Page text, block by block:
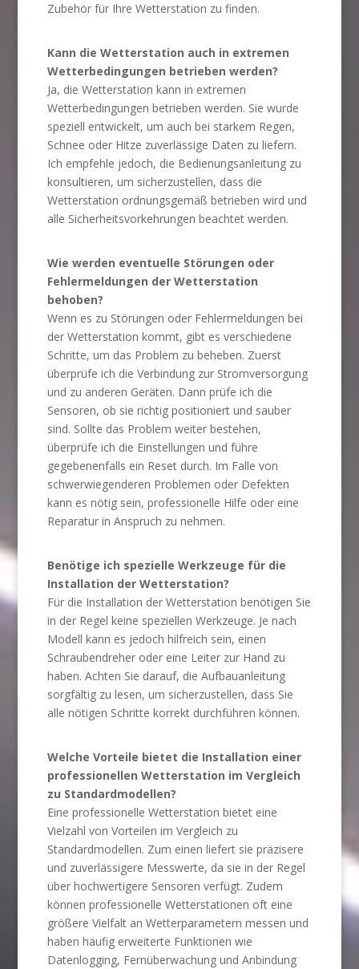
Zubehör für Ihre Wetterstation zu finden.
Kann die Wetterstation auch in extremen
Wetterbedingungen betrieben werden?
Ja, die Wetterstation kann in extremen
Wetterbedingungen betrieben werden. Sie wurde
speziell entwickelt, um auch bei starkem Regen,
Schnee oder Hitze zuverlässige Daten zu liefern.
Ich empfehle jedoch, die Bedienungsanleitung zu
konsultieren, um sicherzustellen, dass die
Wetterstation ordnungsgemäß betrieben wird und
alle Sicherheitsvorkehrungen beachtet werden.
Wie werden eventuelle Störungen oder
Fehlermeldungen der Wetterstation
behoben?
Wenn es zu Störungen oder Fehlermeldungen bei
der Wetterstation kommt, gibt es verschiedene
Schritte, um das Problem zu beheben. Zuerst
überprüfe ich die Verbindung zur Stromversorgung
und zu anderen Geräten. Dann prüfe ich die
Sensoren, ob sie richtig positioniert und sauber
sind. Sollte das Problem weiter bestehen,
überprüfe ich die Einstellungen und führe
gegebenenfalls ein Reset durch. Im Falle von
schwerwiegenderen Problemen oder Defekten
kann es nötig sein, professionelle Hilfe oder eine
Reparatur in Anspruch zu nehmen.
Benötige ich spezielle Werkzeuge für die
Installation der Wetterstation?
Für die Installation der Wetterstation benötigen Sie
in der Regel keine speziellen Werkzeuge. Je nach
Modell kann es jedoch hilfreich sein, einen
Schraubendreher oder eine Leiter zur Hand zu
haben. Achten Sie darauf, die Aufbauanleitung
sorgfältig zu lesen, um sicherzustellen, dass Sie
alle nötigen Schritte korrekt durchführen können.
Welche Vorteile bietet die Installation einer
professionellen Wetterstation im Vergleich
zu Standardmodellen?
Eine professionelle Wetterstation bietet eine
Vielzahl von Vorteilen im Vergleich zu
Standardmodellen. Zum einen liefert sie präzisere
und zuverlässigere Messwerte, da sie in der Regel
über hochwertigere Sensoren verfügt. Zudem
können professionelle Wetterstationen oft eine
größere Vielfalt an Wetterparametern messen und
haben häufig erweiterte Funktionen wie
Datenlogging, Fernüberwachung und Anbindung